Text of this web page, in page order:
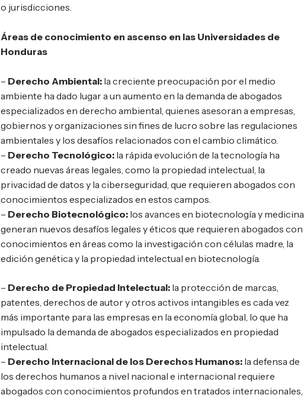
o jurisdicciones.
Áreas de conocimiento en ascenso en las Universidades de
Honduras
– Derecho Ambiental: la creciente preocupación por el medio
ambiente ha dado lugar a un aumento en la demanda de abogados
especializados en derecho ambiental, quienes asesoran a empresas,
gobiernos y organizaciones sin fines de lucro sobre las regulaciones
ambientales y los desafíos relacionados con el cambio climático.
– Derecho Tecnológico: la rápida evolución de la tecnología ha
creado nuevas áreas legales, como la propiedad intelectual, la
privacidad de datos y la ciberseguridad, que requieren abogados con
conocimientos especializados en estos campos.
– Derecho Biotecnológico: los avances en biotecnología y medicina
generan nuevos desafíos legales y éticos que requieren abogados con
conocimientos en áreas como la investigación con células madre, la
edición genética y la propiedad intelectual en biotecnología.
– Derecho de Propiedad Intelectual: la protección de marcas,
patentes, derechos de autor y otros activos intangibles es cada vez
más importante para las empresas en la economía global, lo que ha
impulsado la demanda de abogados especializados en propiedad
intelectual.
– Derecho Internacional de los Derechos Humanos: la defensa de
los derechos humanos a nivel nacional e internacional requiere
abogados con conocimientos profundos en tratados internacionales,